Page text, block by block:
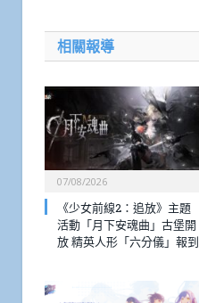
相關報導
07/08/2026
《少女前線2：追放》主題
活動「月下安魂曲」古堡開
放 精英人形「六分儀」報到